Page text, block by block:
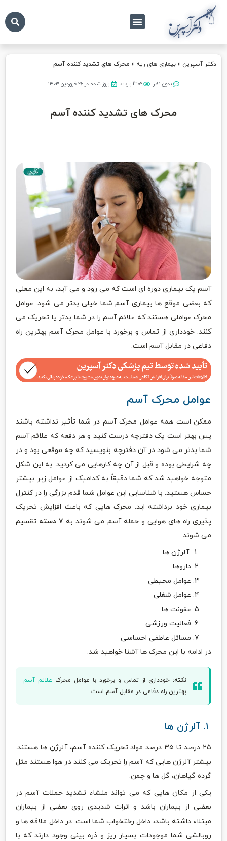
دکتر آسپرین » بیماری های ریه » محرک های تشدید کننده آسم
بدون نظر 1309 بازدید بروز شده در ۲۶ فروردین ۱۴۰۳
محرک های تشدید کننده آسم
آسم یک بیماری دوره ای است که می رود و می آید، به این معنی
که بعضی موقع ها بیماری آسم شما خیلی بدتر می شود. عوامل
محرک عواملی هستند که علائم آسم را در شما بدتر یا تحریک می
کنند. خودداری از تماس و برخورد با عوامل محرک آسم بهترین راه
دفاعی در مقابل آسم است.
عوامل محرک آسم
ممکن است همه عوامل محرک آسم در شما تأثیر نداشته باشند
پس بهتر است یک دفترچه درست کنید و هر دفعه که علائم آسم
شما بدتر می شود در آن دفترچه بنویسید که چه موقعی بود و در
چه شرایطی بوده و قبل از آن چه کارهایی می کردید. به این شکل
متوجه خواهید شد که شما دقیقاً به کدامیک از عوامل زیر بیشتر
حساس هستید. با شناسایی این عوامل شما قدم بزرگی را در کنترل
بیماری خود برداشته اید. محرک هایی که باعث افزایش تحریک
پذیری راه های هوایی و حمله آسم می شوند به ۷ دسته
تقسیم
می شوند.
آلرژن ها
داروها
عوامل محیطی
عوامل شغلی
عفونت ها
فعالیت ورزشی
مسائل عاطفی احساسی
در ادامه با این محرک ها آشنا خواهید شد.
نکته: خودداری از تماس و برخورد با عوامل محرک علائم آسم
بهترین راه دفاعی در مقابل آسم است.
۲۵ درصد تا ۳۵ درصد مواد تحریک کننده آسم، آلرژن ها هستند.
بیشتر آلرژن هایی که آسم را تحریک می کنند در هوا هستند مثل
گرده گیاهان، گل ها و چمن.
یکی از مکان هایی که می تواند منشاء تشدید حملات آسم در
بعضی از بیماران باشد و اثرات شدیدی روی بعضی از بیماران
مبتلاء داشته باشد، داخل رختخواب شما است. در داخل ملافه ها و
روبالشی شما موجودات بسیار ریز و ذره بینی وجود دارند که با